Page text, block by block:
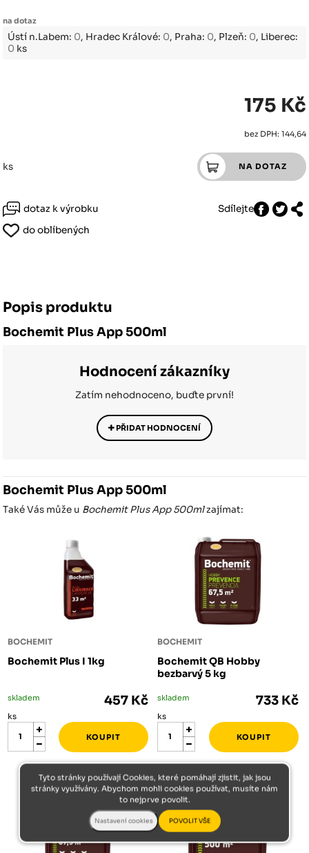
na dotaz
Ústí n.Labem: 0, Hradec Králové: 0, Praha: 0, Plzeň: 0, Liberec:
0 ks
175 Kč
bez DPH: 144,64
ks
dotaz k výrobku
Sdílejte
do oblíbených
Popis produktu
Bochemit Plus App 500ml
Hodnocení zákazníky
Zatím nehodnoceno, buďte první!
PŘIDAT HODNOCENÍ
Bochemit Plus App 500ml
Také Vás může u Bochemit Plus App 500mlzajímat:
BOCHEMIT
Bochemit Plus I 1kg
skladem 457 Kč
ks
BOCHEMIT
Bochemit QB Hobby
bezbarvý 5 kg
skladem 733 Kč
ks
Tyto stránky používají Cookies, které pomáhají zjistit, jak jsou
stránky využívány. Abychom mohli cookies používat, musíte nám
to nejprve povolit.